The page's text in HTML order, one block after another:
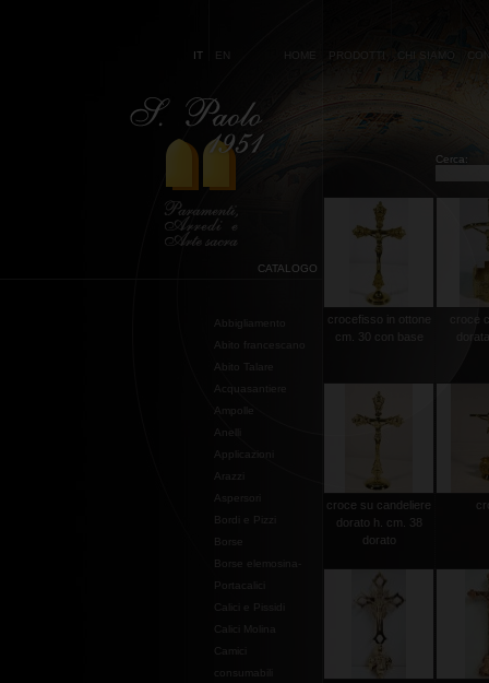
IT EN HOME PRODOTTI CHI SIAMO
Cerca:
CATALOGO
Abbigliamento
Abito francescano
Abito Talare
Acquasantiere
Ampolle
Anelli
Applicazioni
Arazzi
Aspersori
Bordi e Pizzi
Borse
Borse elemosina-
Portacalici
Calici e Pissidi
Calici Molina
crocefisso in ottone
cm. 30 con base
croce
croce su candeliere
dorato h. cm. 38
dorato